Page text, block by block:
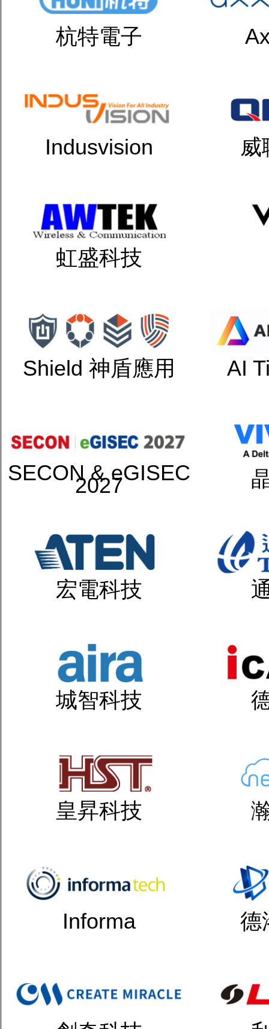
杭特電子
Indusvision 威
虹盛科技
Shield 神盾應用 AI
SECON & eGISEC
2027
宏電科技
城智科技
皇昇科技
Informa 德